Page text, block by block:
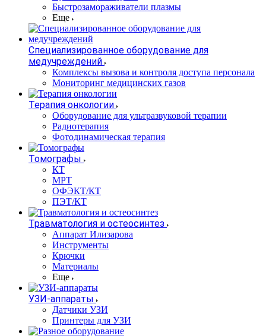
Быстрозамораживатели плазмы
Еще
Специализированное оборудование для
медучреждений
Комплексы вызова и контроля доступа персонала
Мониторинг медицинских газов
Терапия онкологии
Оборудование для ультразвуковой терапии
Радиотерапия
Фотодинамическая терапия
Томографы
КТ
МРТ
ОФЭКТ/КТ
ПЭТ/КТ
Травматология и остеосинтез
Аппарат Илизарова
Инструменты
Крючки
Материалы
Еще
УЗИ-аппараты
Датчики УЗИ
Принтеры для УЗИ